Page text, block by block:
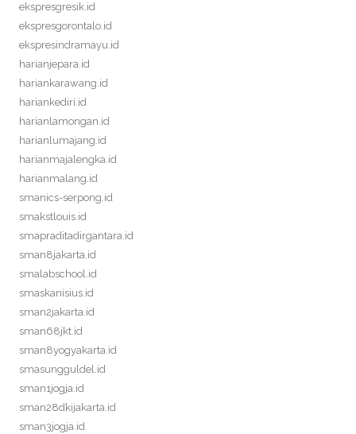
ekspresgresik.id
ekspresgorontalo.id
ekspresindramayu.id
harianjepara.id
hariankarawang.id
hariankediri.id
harianlamongan.id
harianlumajang.id
harianmajalengka.id
harianmalang.id
smanics-serpong.id
smakstlouis.id
smapraditadirgantara.id
sman8jakarta.id
smalabschool.id
smaskanisius.id
sman2jakarta.id
sman68jkt.id
sman8yogyakarta.id
smasungguldel.id
sman1jogja.id
sman28dkijakarta.id
sman3jogja.id